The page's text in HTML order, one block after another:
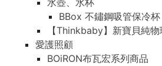
水壺、水杯
BBox 不鏽鋼吸管保冷杯
【Thinkbaby】新寶貝純
愛護照顧
BOiRON布瓦宏系列商品